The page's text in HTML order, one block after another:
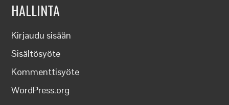
HALLINTA
Kirjaudu sisään
Sisältösyöte
Kommenttisyöte
WordPress.org